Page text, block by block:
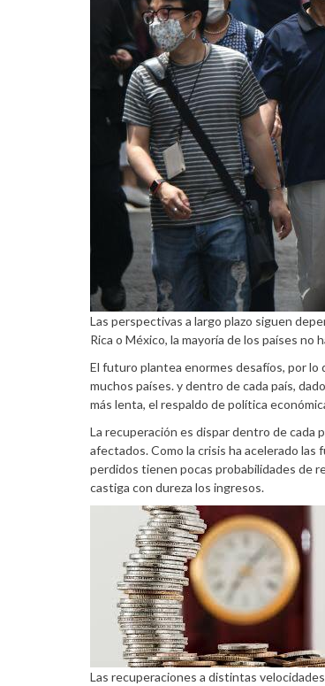
Las perspectivas a largo plazo siguen
Rica o México, la mayoría de los países
El futuro plantea enormes desafíos, por lo
muchos países. y dentro de cada país,
más lenta, el respaldo de política
La recuperación es dispar dentro de cada
afectados. Como la crisis ha acelerado
perdidos tienen pocas probabilidades de
castiga con dureza los ingresos.
Las recuperaciones a distintas